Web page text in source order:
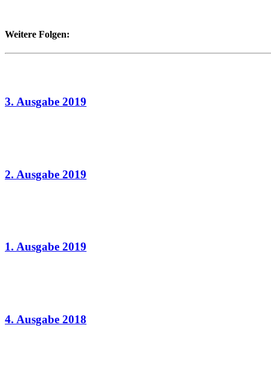
Weitere Folgen:
3. Ausgabe 2019
2. Ausgabe 2019
1. Ausgabe 2019
4. Ausgabe 2018